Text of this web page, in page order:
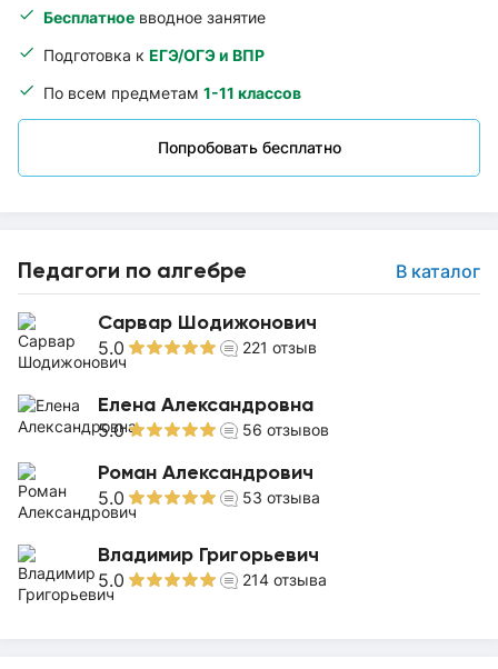
Бесплатное вводное занятие
Подготовка к ЕГЭ/ОГЭ и ВПР
По всем предметам 1-11 классов
Попробовать бесплатно
Педагоги по алгебре В каталог
Сарвар Шодижонович
5.0 221 отзыв
Елена Александровна
5.0 56 отзывов
Роман Александрович
5.0 53 отзыва
Владимир Григорьевич
5.0 214 отзыва